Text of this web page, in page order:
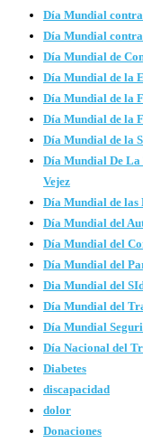
Día Mundial
Día Mundial
Día Mundial de
Día Mundial de la
Día Mundial de la
Día Mundial de la
Día Mundial de la
Día Mundial De La
Vejez
Día Mundial de las
Día Mundial del
Día Mundial del
Día Mundial del
Dia Mundial del
Día Mundial del
Día Mundial
Día Nacional del
Diabetes
discapacidad
dolor
Donaciones